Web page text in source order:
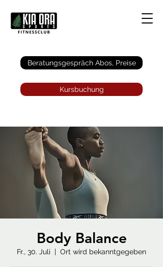
Beratungsgespräch Abos, Preise
Kursbuchung
Body Balance
Fr., 30. Juli
  |
Ort wird bekanntgegeben